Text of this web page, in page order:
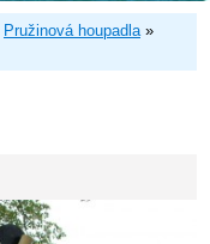
Pružinová houpadla»